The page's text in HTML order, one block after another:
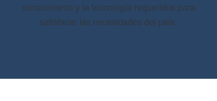
conocimiento y la tecnología requeridos para
satisfacer las necesidades del país.